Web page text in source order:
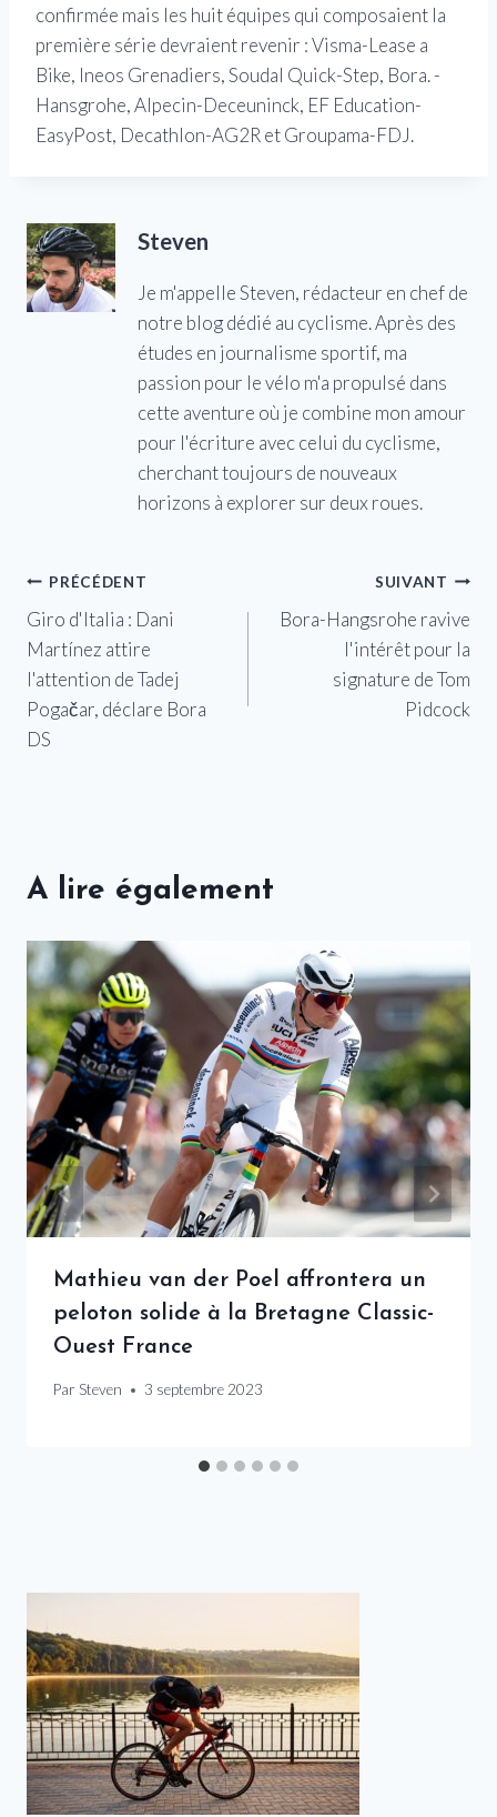
confirmée mais les huit équipes qui composaient la
première série devraient revenir : Visma-Lease a
Bike, Ineos Grenadiers, Soudal Quick-Step, Bora. -
Hansgrohe, Alpecin-Deceuninck, EF Education-
EasyPost, Decathlon-AG2R et Groupama-FDJ.
Steven
Je m'appelle Steven, rédacteur en chef de
notre blog dédié au cyclisme. Après des
études en journalisme sportif, ma
passion pour le vélo m'a propulsé dans
cette aventure où je combine mon amour
pour l'écriture avec celui du cyclisme,
cherchant toujours de nouveaux
horizons à explorer sur deux roues.
Navigation
de
l’article
PRÉCÉDENT
Giro d'Italia : Dani
Martínez attire
l'attention de Tadej
Pogačar, déclare Bora
DS
SUIVANT
Bora-Hangsrohe ravive
l'intérêt pour la
signature de Tom
Pidcock
A lire également
Mathieu van der Poel affrontera un
peloton solide à la Bretagne Classic-
Ouest France
Par Steven 3 septembre 2023